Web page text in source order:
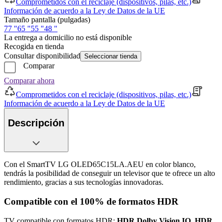
Información de acuerdo a la Ley de Datos de la UE
Tamaño pantalla (pulgadas)
77 "65 "55 "48 "
La entrega a domicilio no está disponible
Recogida en tienda
Consultar disponibilidad Seleccionar tienda
Comparar
Comparar ahora
Comprometidos con el reciclaje (dispositivos, pilas, etc.)
Información de acuerdo a la Ley de Datos de la UE
Descripción
Con el SmartTV LG OLED65C15LA.AEU en color blanco,
tendrás la posibilidad de conseguir un televisor que te ofrece un alto
rendimiento, gracias a sus tecnologías innovadoras.
Compatible con el 100% de formatos HDR